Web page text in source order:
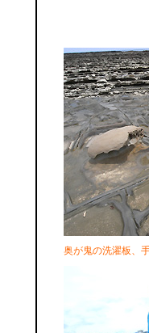
奥が鬼の洗濯板、